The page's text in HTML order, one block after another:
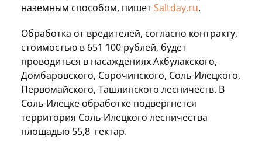
наземным способом, пишетSaltday.ru.
Обработка от вредителей, согласно контракту,
стоимостью в 651 100 рублей, будет
проводиться в насаждениях Акбулакского,
Домбаровского, Сорочинского, Соль-Илецкого,
Первомайского, Ташлинского лесничеств. В
Соль-Илецке обработке подвергнется
территория Соль-Илецкого лесничества
площадью 55,8 гектар.